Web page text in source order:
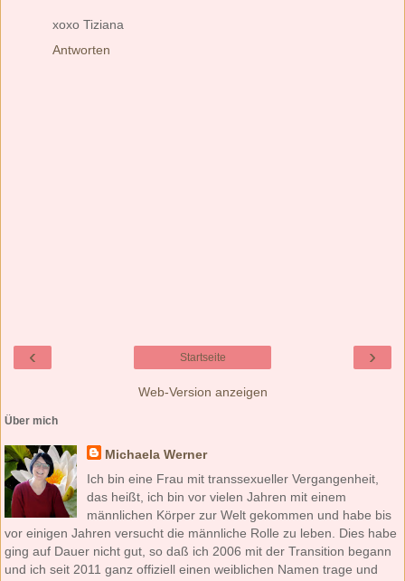
xoxo Tiziana
Antworten
‹ ›
Startseite
Web-Version anzeigen
Über mich
Michaela Werner
Ich bin eine Frau mit transsexueller Vergangenheit,
das heißt, ich bin vor vielen Jahren mit einem
männlichen Körper zur Welt gekommen und habe bis
vor einigen Jahren versucht die männliche Rolle zu leben. Dies habe
ging auf Dauer nicht gut, so daß ich 2006 mit der Transition begann
und ich seit 2011 ganz offiziell einen weiblichen Namen trage und